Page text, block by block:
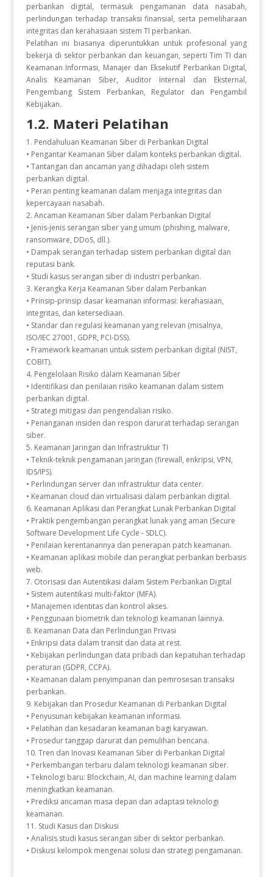
perbankan digital, termasuk pengamanan data nasabah,
perlindungan terhadap transaksi finansial, serta pemeliharaan
integritas dan kerahasiaan sistem TI perbankan.
Pelatihan ini biasanya diperuntukkan untuk profesional yang
bekerja di sektor perbankan dan keuangan, seperti Tim TI dan
Keamanan Informasi, Manajer dan Eksekutif Perbankan Digital,
Analis Keamanan Siber, Auditor Internal dan Eksternal,
Pengembang Sistem Perbankan, Regulator dan Pengambil
Kebijakan.
1.2. Materi Pelatihan
1. Pendahuluan Keamanan Siber di Perbankan Digital
• Pengantar Keamanan Siber dalam konteks perbankan digital.
• Tantangan dan ancaman yang dihadapi oleh sistem
perbankan digital.
• Peran penting keamanan dalam menjaga integritas dan
kepercayaan nasabah.
2. Ancaman Keamanan Siber dalam Perbankan Digital
• Jenis-jenis serangan siber yang umum (phishing, malware,
ransomware, DDoS, dll.).
• Dampak serangan terhadap sistem perbankan digital dan
reputasi bank.
• Studi kasus serangan siber di industri perbankan.
3. Kerangka Kerja Keamanan Siber dalam Perbankan
• Prinsip-prinsip dasar keamanan informasi: kerahasiaan,
integritas, dan ketersediaan.
• Standar dan regulasi keamanan yang relevan (misalnya,
ISO/IEC 27001, GDPR, PCI-DSS).
• Framework keamanan untuk sistem perbankan digital (NIST,
COBIT).
4. Pengelolaan Risiko dalam Keamanan Siber
• Identifikasi dan penilaian risiko keamanan dalam sistem
perbankan digital.
• Strategi mitigasi dan pengendalian risiko.
• Penanganan insiden dan respon darurat terhadap serangan
siber.
5. Keamanan Jaringan dan Infrastruktur TI
• Teknik-teknik pengamanan jaringan (firewall, enkripsi, VPN,
IDS/IPS).
• Perlindungan server dan infrastruktur data center.
• Keamanan cloud dan virtualisasi dalam perbankan digital.
6. Keamanan Aplikasi dan Perangkat Lunak Perbankan Digital
• Praktik pengembangan perangkat lunak yang aman (Secure
Software Development Life Cycle - SDLC).
• Penilaian kerentanannya dan penerapan patch keamanan.
• Keamanan aplikasi mobile dan perangkat perbankan berbasis
web.
7. Otorisasi dan Autentikasi dalam Sistem Perbankan Digital
• Sistem autentikasi multi-faktor (MFA).
• Manajemen identitas dan kontrol akses.
• Penggunaan biometrik dan teknologi keamanan lainnya.
8. Keamanan Data dan Perlindungan Privasi
• Enkripsi data dalam transit dan data at rest.
• Kebijakan perlindungan data pribadi dan kepatuhan terhadap
peraturan (GDPR, CCPA).
• Keamanan dalam penyimpanan dan pemrosesan transaksi
perbankan.
9. Kebijakan dan Prosedur Keamanan di Perbankan Digital
• Penyusunan kebijakan keamanan informasi.
• Pelatihan dan kesadaran keamanan bagi karyawan.
• Prosedur tanggap darurat dan pemulihan bencana.
10. Tren dan Inovasi Keamanan Siber di Perbankan Digital
• Perkembangan terbaru dalam teknologi keamanan siber.
• Teknologi baru: Blockchain, AI, dan machine learning dalam
meningkatkan keamanan.
• Prediksi ancaman masa depan dan adaptasi teknologi
keamanan.
11. Studi Kasus dan Diskusi
• Analisis studi kasus serangan siber di sektor perbankan.
• Diskusi kelompok mengenai solusi dan strategi pengamanan.